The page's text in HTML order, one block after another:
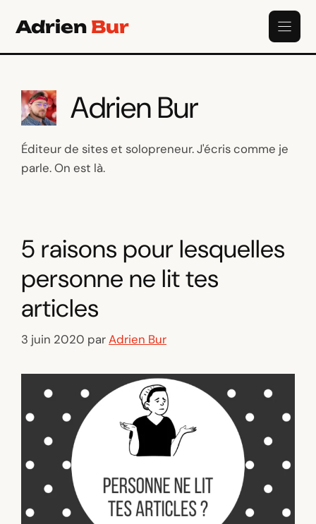
Adrien Bur
Adrien Bur
Éditeur de sites et solopreneur. J'écris comme je
parle. On est là.
5 raisons pour lesquelles
personne ne lit tes
articles
3 juin 2020 parAdrien Bur